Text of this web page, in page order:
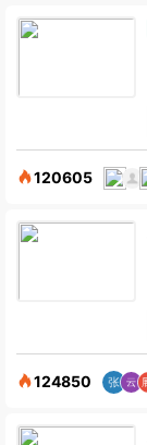
120605
124850